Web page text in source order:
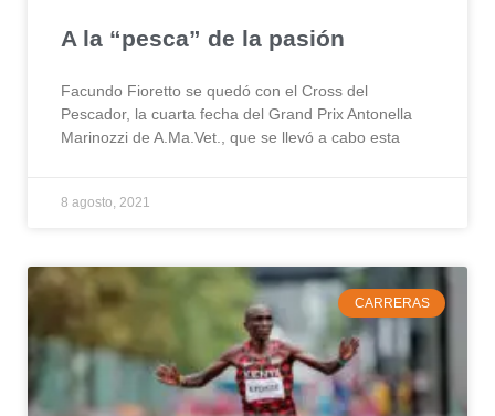
A la “pesca” de la pasión
Facundo Fioretto se quedó con el Cross del
Pescador, la cuarta fecha del Grand Prix Antonella
Marinozzi de A.Ma.Vet., que se llevó a cabo esta
8 agosto, 2021
CARRERAS